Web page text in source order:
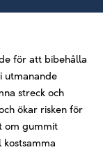
för att bibehålla
utmanande
streck och
ökar risken för
om gummit